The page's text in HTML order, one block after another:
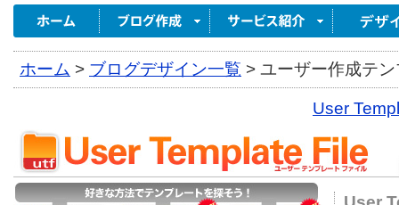
ホーム > ブログデザイン一覧 > ユーザー作成テ
User